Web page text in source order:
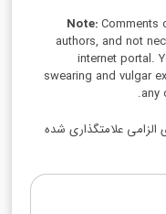
Note:Comments
authors, and not
internet portal.
swearing and vulgar
any
علامتگذاری شده